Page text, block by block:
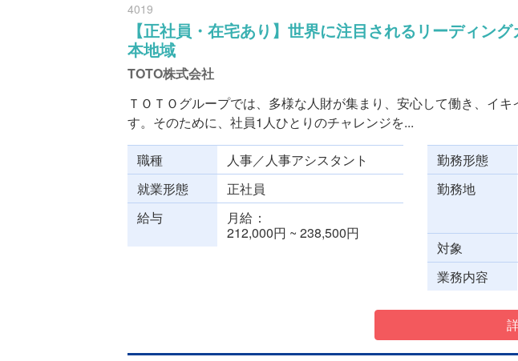
4019
【正社員・在宅あり】世界に注目されるリーディン
本地域
TOTO株式会社
ＴＯＴＯグループでは、多様な人財が集まり、安心して働き、イ
す。そのために、社員1人ひとりのチャレンジを...
職種
人事／人事アシスタント
就業形態
正社員
給与
月給
212,000円 ~ 238,500円
勤務形態
勤務地
対象
業務内容